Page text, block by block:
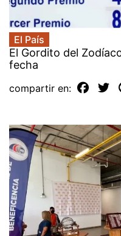
El País
El Gordito del
fecha
compartir en: